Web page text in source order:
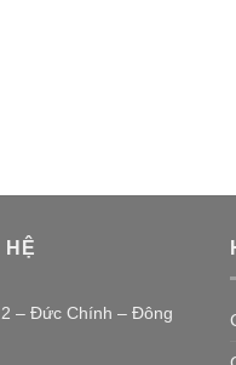
HỆ
– Đức Chính – Đông